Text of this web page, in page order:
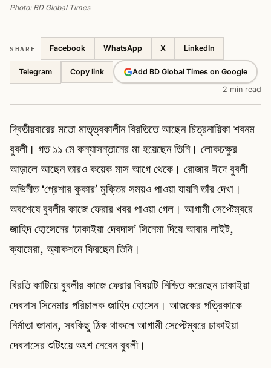
Photo: BD Global Times
SHARE Facebook WhatsApp X LinkedIn
Telegram Copy link
Add BD Global Times on Google
2 min read
দ্বিতীয়বারের মতো মাতৃত্বকালীন বিরতিতে আছেন চিত্রনায়িকা শবনম
বুবলী। গত ১১ মে কন্যাসন্তানের মা হয়েছেন তিনি। লোকচক্ষুর
আড়ালে আছেন তারও কয়েক মাস আগে থেকে। রোজার ঈদে বুবলী
অভিনীত ‘প্রেশার কুকার’ মুক্তির সময়ও পাওয়া যায়নি তাঁর দেখা।
অবশেষে বুবলীর কাজে ফেরার খবর পাওয়া গেল। আগামী সেপ্টেম্বরে
জাহিদ হোসেনের ‘ঢাকাইয়া দেবদাস’ সিনেমা দিয়ে আবার লাইট,
ক্যামেরা, অ্যাকশনে ফিরছেন তিনি।
বিরতি কাটিয়ে বুবলীর কাজে ফেরার বিষয়টি নিশ্চিত করেছেন ঢাকাইয়া
দেবদাস সিনেমার পরিচালক জাহিদ হোসেন। আজকের পত্রিকাকে
নির্মাতা জানান, সবকিছু ঠিক থাকলে আগামী সেপ্টেম্বরে ঢাকাইয়া
দেবদাসের শুটিংয়ে অংশ নেবেন বুবলী।